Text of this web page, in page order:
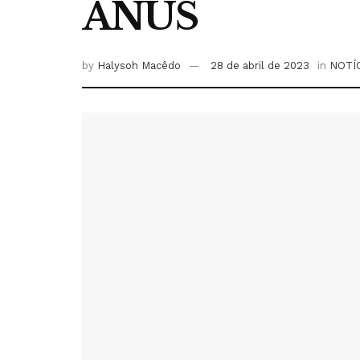
ÂNUS
by Halysoh Macêdo 28 de abril de 2023 in